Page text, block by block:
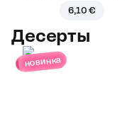
6,10 €
Десерты
новинка